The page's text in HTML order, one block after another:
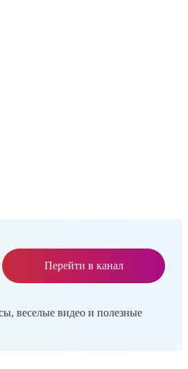
Перейти в канал
веселые видео и полезные